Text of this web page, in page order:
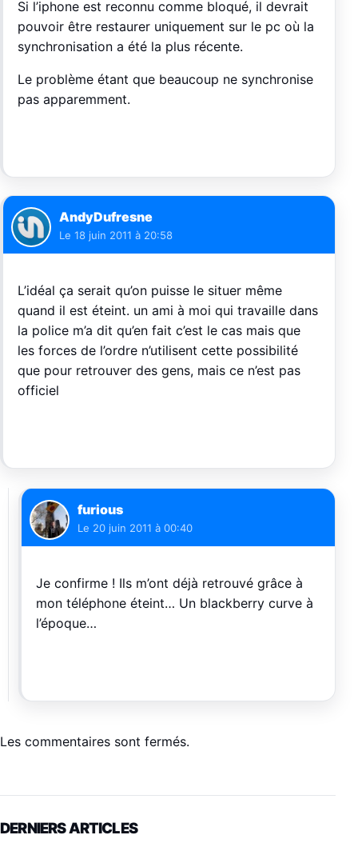
Si l’iphone est reconnu comme bloqué, il devrait
pouvoir être restaurer uniquement sur le pc où la
synchronisation a été la plus récente.
Le problème étant que beaucoup ne synchronise
pas apparemment.
AndyDufresne
Le 18 juin 2011 à 20:58
L’idéal ça serait qu’on puisse le situer même
quand il est éteint. un ami à moi qui travaille dans
la police m’a dit qu’en fait c’est le cas mais que
les forces de l’ordre n’utilisent cette possibilité
que pour retrouver des gens, mais ce n’est pas
officiel
furious
Le 20 juin 2011 à 00:40
Je confirme ! Ils m’ont déjà retrouvé grâce à
mon téléphone éteint… Un blackberry curve à
l’époque…
Les commentaires sont fermés.
DERNIERS ARTICLES